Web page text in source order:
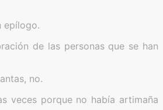
epílogo.
de las personas que se han
no.
veces porque no había artimaña